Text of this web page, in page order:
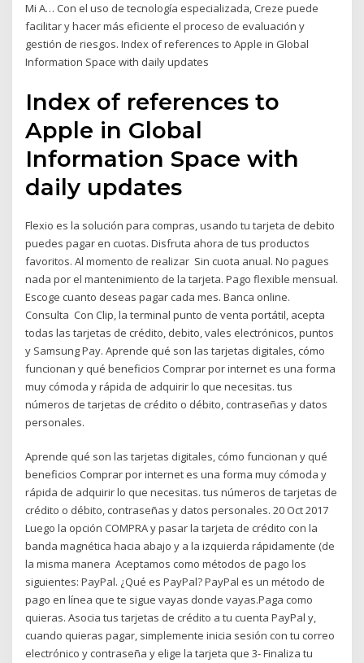
Mi A… Con el uso de tecnología especializada, Creze puede
facilitar y hacer más eficiente el proceso de evaluación y
gestión de riesgos. Index of references to Apple in Global
Information Space with daily updates
Index of references to
Apple in Global
Information Space with
daily updates
Flexio es la solución para compras, usando tu tarjeta de debito
puedes pagar en cuotas. ​Disfruta ahora de tus productos
favoritos. ​Al momento de realizar Sin cuota anual. No pagues
nada por el mantenimiento de la tarjeta. Pago flexible mensual.
Escoge cuanto deseas pagar cada mes. Banca online.
Consulta Con Clip, la terminal punto de venta portátil, acepta
todas las tarjetas de crédito, debito, vales electrónicos, puntos
y Samsung Pay. Aprende qué son las tarjetas digitales, cómo
funcionan y qué beneficios Comprar por internet es una forma
muy cómoda y rápida de adquirir lo que necesitas. tus
números de tarjetas de crédito o débito, contraseñas y datos
personales.
Aprende qué son las tarjetas digitales, cómo funcionan y qué
beneficios Comprar por internet es una forma muy cómoda y
rápida de adquirir lo que necesitas. tus números de tarjetas de
crédito o débito, contraseñas y datos personales. 20 Oct 2017
Luego la opción COMPRA y pasar la tarjeta de crédito con la
banda magnética hacia abajo y a la izquierda rápidamente (de
la misma manera Aceptamos como métodos de pago los
siguientes: PayPal. ¿Qué es PayPal? PayPal es un método de
pago en línea que te sigue vayas donde vayas.Paga como
quieras. Asocia tus tarjetas de crédito a tu cuenta PayPal y,
cuando quieras pagar, simplemente inicia sesión con tu correo
electrónico y contraseña y elige la tarjeta que 3- Finaliza tu